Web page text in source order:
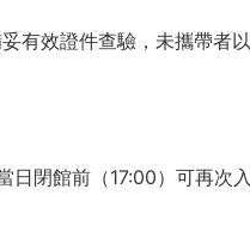
有效證件查驗，未攜帶者
閉館前（17:00）可再次入